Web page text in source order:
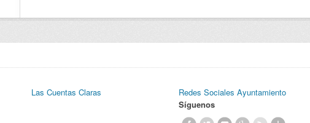
Las Cuentas Claras
Redes Sociales Ayuntamiento
Síguenos